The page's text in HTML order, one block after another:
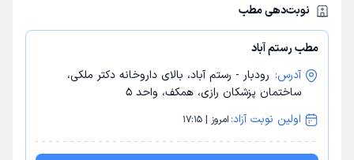
نوبت‌دهی مطب
مطب رستم آباد
آدرس: رودبار - رستم آباد، بالای داروخانه دکتر ملکی،
ساختمان پزشکان رازی، همکف، واحد 5
اولین نوبت آزاد: امروز | 17:15